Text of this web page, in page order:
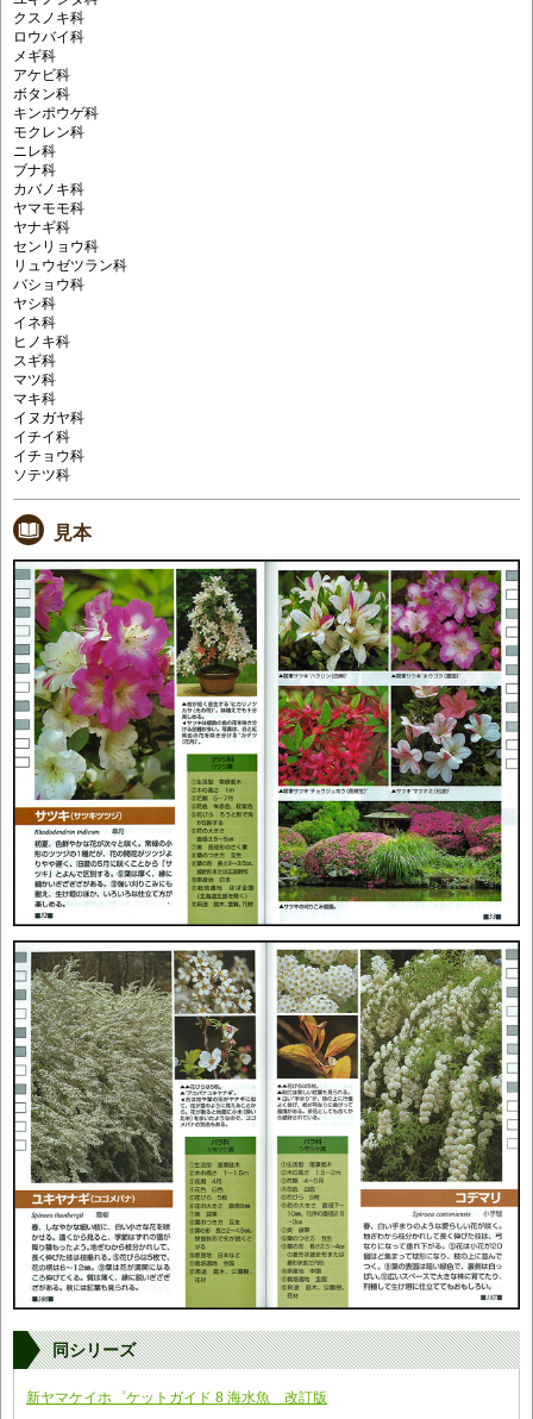
クスノキ科
ロウバイ科
メギ科
アケビ科
ボタン科
キンポウゲ科
モクレン科
ニレ科
ブナ科
カバノキ科
ヤマモモ科
ヤナギ科
センリョウ科
リュウゼツラン科
バショウ科
ヤシ科
イネ科
ヒノキ科
スギ科
マツ科
マキ科
イヌガヤ科
イチイ科
イチョウ科
ソテツ科
見本
同シリーズ
新ヤマケイホ゜ケットガイド 8 海水魚 改訂版